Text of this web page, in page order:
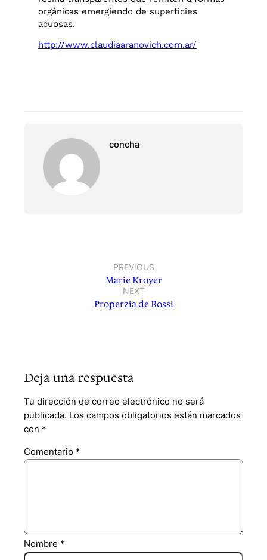
orgánicas emergiendo de superficies
acuosas.
http://www.claudiaaranovich.com.ar/
concha
PREVIOUS
Marie Kroyer
NEXT
Properzia de Rossi
Deja una respuesta
Tu dirección de correo electrónico no será
publicada. Los campos obligatorios están marcados
con *
Comentario *
Nombre *